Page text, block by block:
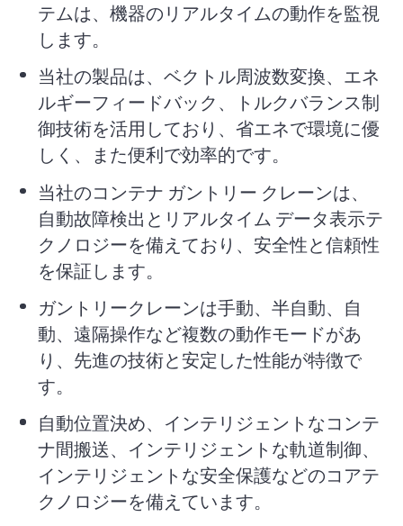
テムは、機器のリアルタイムの動作を監視
します。
当社の製品は、ベクトル周波数変換、エネ
ルギーフィードバック、トルクバランス制
御技術を活用しており、省エネで環境に優
しく、また便利で効率的です。
当社のコンテナ ガントリー クレーンは、
自動故障検出とリアルタイム データ表示テ
クノロジーを備えており、安全性と信頼性
を保証します。
ガントリークレーンは手動、半自動、自
動、遠隔操作など複数の動作モードがあ
り、先進の技術と安定した性能が特徴で
す。
自動位置決め、インテリジェントなコンテ
ナ間搬送、インテリジェントな軌道制御、
インテリジェントな安全保護などのコアテ
クノロジーを備えています。